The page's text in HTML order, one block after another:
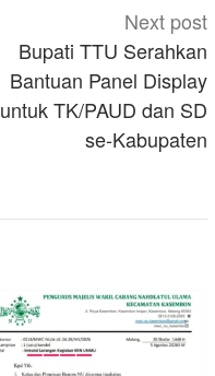
Next post
Bupati TTU Serahkan
Bantuan Panel Display
untuk TK/PAUD dan SD
se-Kabupaten